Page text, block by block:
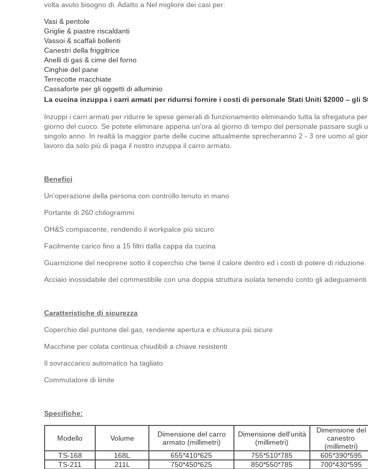
volta avuto bisogno di. Adatto a Nel migliore dei casi per:
Vasi & pentole
Griglie & piastre riscaldanti
Vassoi & scaffali bollenti
Canestri della friggitrice
Anelli di gas & cime del forno
Cinghie del pane
Terrecotte macchiate
Cassaforte per gli oggetti di alluminio
La cucina inzuppa i carri armati per ridurrsi fornire i costi di personale Stati Uniti $2000 – gli
Inzuppi i carri armati per ridurre le spese generali di funzionamento eliminando tutta la sfregatura
giorno del cuoco. Se potete eliminare appena un'ora al giorno di tempo del personale passare
singolo anno. In realtà la maggior parte delle cucine attualmente sprecheranno 2 - 3 ore uomo al
lavoro da solo più di paga il nostro inzuppa il carro armato.
Benefici
Un'operazione della persona con controllo tenuto in mano
Portante di 260 chilogrammi
OH&S compiacente, rendendo il workpalce più sicuro
Facilmente carico fino a 15 filtri dalla cappa da cucina
Guarnizione del neoprene sotto il coperchio che tiene il calore dentro ed i costi di potere di riduzione.
Acciaio inossidabile del commestibile con una doppia struttura isolata tenendo conto gli adeguamenti
Caratteristiche di sicurezza
Coperchio del puntone del gas, rendente apertura e chiusura più sicure
Macchine per colata continua chiudibili a chiave resistenti
Il sovraccarico automatico ha tagliato
Commutatore di limite
Specifiche:
Modello Volume
Dimensione del carro
armato (millimetri)
Dimensione dell'unità
(millimetri)
Dimensione del
canestro
(millimetri)
TS-168
168L 655*410*625 755*510*785
605*390*595
TS-211
211L 750*450*625 850*550*785
700*430*595